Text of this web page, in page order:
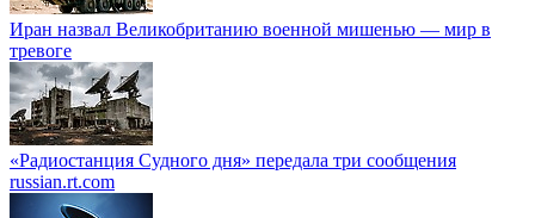
Иран назвал Великобританию военной мишенью — мир в
тревоге
«Радиостанция Судного дня» передала три сообщения
russian.rt.com